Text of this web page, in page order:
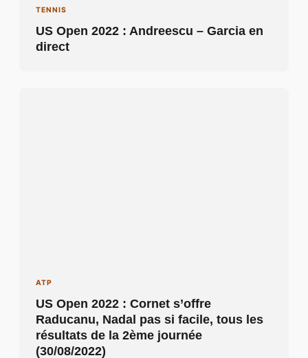
TENNIS
US Open 2022 : Andreescu – Garcia en
direct
ATP
US Open 2022 : Cornet s’offre
Raducanu, Nadal pas si facile, tous les
résultats de la 2ème journée
(30/08/2022)